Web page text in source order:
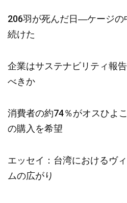
206羽が死んだ日―ケージの
続けた
企業はサステナビリティ報
べきか
消費者の約74％がオスひよ
の購入を希望
エッセイ：台湾におけるヴ
ムの広がり